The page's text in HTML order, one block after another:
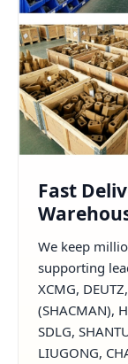
Fast
We keep
supporting
XCMG,
(SHACMAN),
SDLG,
LIUGONG,